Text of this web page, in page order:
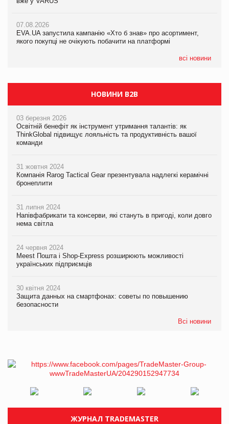
07.08.2026
EVA.UA запустила кампанію «Хто б знав» про асортимент,
якого покупці не очікують побачити на платформі
всі новини
07.08.2026
EVA.UA запустила кампанію «Хто б знав» про асортимент,
якого покупці не очікують побачити на платформі
НОВИНИ B2B
03 березня 2026
Освітній бенефіт як інструмент утримання талантів: як
ThinkGlobal підвищує лояльність та продуктивність вашої
команди
31 жовтня 2024
Компанія Rarog Tactical Gear презентувала надлегкі керамічні
бронеплити
31 липня 2024
Напівфабрикати та консерви, які стануть в пригоді, коли довго
нема світла
24 червня 2024
Meest Пошта і Shop-Express розширюють можливості
українських підприємців
30 квітня 2024
Защита данных на смартфонах: советы по повышению
безопасности
Всі новини
ЖУРНАЛ TRADEMASTER